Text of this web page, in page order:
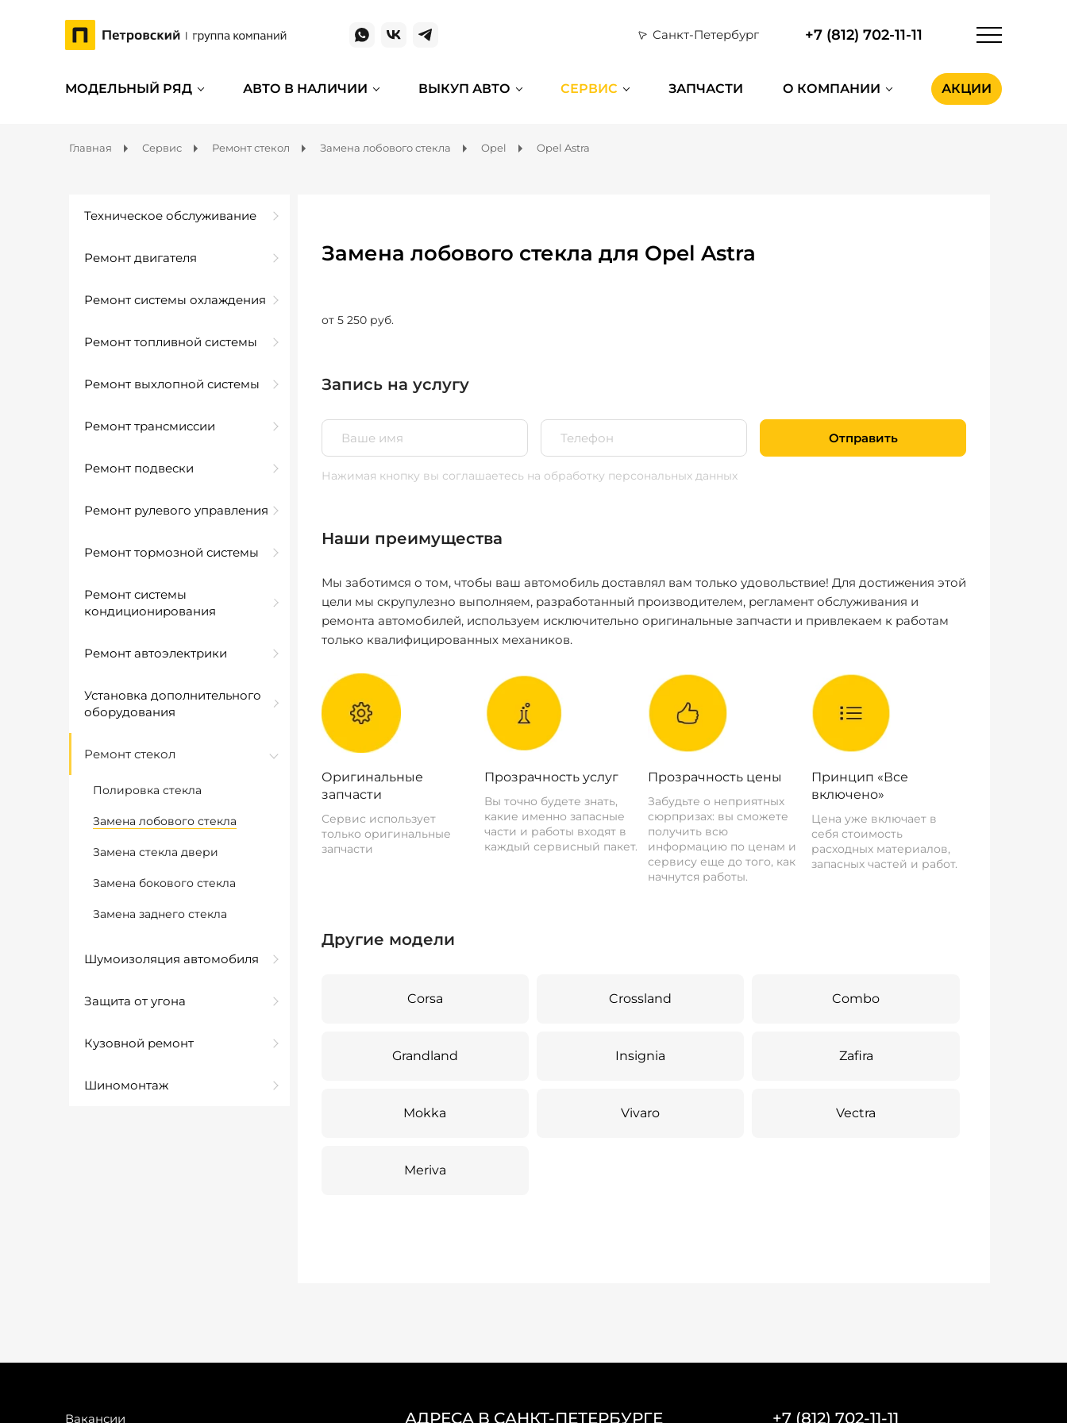
Санкт-Петербург +7 (812) 702-11-11
МОДЕЛЬНЫЙ РЯД АВТО В НАЛИЧИИ ВЫКУП АВТО СЕРВИС ЗАПЧАСТИ О КОМПАНИИ АКЦИИ
Главная Сервис Ремонт стекол Замена лобового стекла Opel Opel Astra
Техническое обслуживание
Ремонт двигателя
Ремонт системы охлаждения
Ремонт топливной системы
Ремонт выхлопной системы
Ремонт трансмиссии
Ремонт подвески
Ремонт рулевого управления
Ремонт тормозной системы
Ремонт системы
кондиционирования
Ремонт автоэлектрики
Установка дополнительного
оборудования
Ремонт стекол
Полировка стекла
Замена лобового стекла
Замена стекла двери
Замена бокового стекла
Замена заднего стекла
Шумоизоляция автомобиля
Защита от угона
Кузовной ремонт
Шиномонтаж
Замена лобового стекла для Opel Astra
от 5 250 руб.
Запись на услугу
Отправить
Нажимая кнопку вы соглашаетесь на обработку персональных данных
Наши преимущества
Мы заботимся о том, чтобы ваш автомобиль доставлял вам только удовольствие! Для достижения этой
цели мы скрупулезно выполняем, разработанный производителем, регламент обслуживания и
ремонта автомобилей, используем исключительно оригинальные запчасти и привлекаем к работам
только квалифицированных механиков.
Оригинальные
запчасти
Сервис использует
только оригинальные
запчасти
Прозрачность услуг
Вы точно будете знать,
какие именно запасные
части и работы входят в
каждый сервисный пакет.
Прозрачность цены
Забудьте о неприятных
сюрпризах: вы сможете
получить всю
информацию по ценам и
сервису еще до того, как
начнутся работы.
Принцип «Все
включено»
Цена уже включает в
себя стоимость
расходных материалов,
запасных частей и работ.
Другие модели
Corsa Crossland Combo
Grandland Insignia Zafira
Mokka Vivaro Vectra
Meriva
Вакансии АДРЕСА В САНКТ-ПЕТЕРБУРГЕ +7 (812) 702-11-11